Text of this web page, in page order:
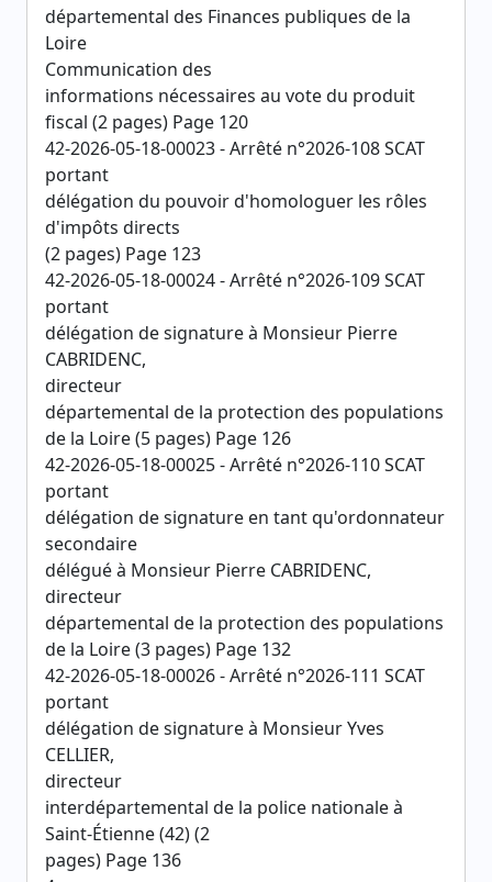
départemental des Finances publiques de la
Loire
Communication des
informations nécessaires au vote du produit
fiscal (2 pages) Page 120
42-2026-05-18-00023 - Arrêté n°2026-108 SCAT
portant
délégation du pouvoir d'homologuer les rôles
d'impôts directs
(2 pages) Page 123
42-2026-05-18-00024 - Arrêté n°2026-109 SCAT
portant
délégation de signature à Monsieur Pierre
CABRIDENC,
directeur
départemental de la protection des populations
de la Loire (5 pages) Page 126
42-2026-05-18-00025 - Arrêté n°2026-110 SCAT
portant
délégation de signature en tant qu'ordonnateur
secondaire
délégué à Monsieur Pierre CABRIDENC,
directeur
départemental de la protection des populations
de la Loire (3 pages) Page 132
42-2026-05-18-00026 - Arrêté n°2026-111 SCAT
portant
délégation de signature à Monsieur Yves
CELLIER,
directeur
interdépartemental de la police nationale à
Saint-Étienne (42) (2
pages) Page 136